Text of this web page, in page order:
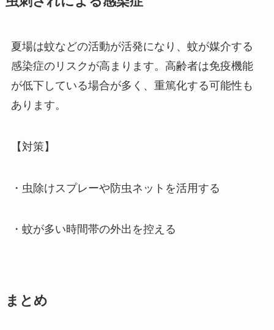
夏場は蚊などの活動が活発になり、蚊が媒介する
感染症のリスクが高まります。高齢者は免疫機能
が低下している場合が多く、重篤化する可能性も
あります。
【対策】
・虫除けスプレーや防虫ネットを活用する
・蚊が多い時間帯の外出を控える
まとめ